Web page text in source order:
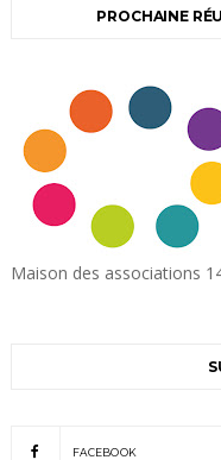
PROCHAINE
Maison des associations
FACEBOOK